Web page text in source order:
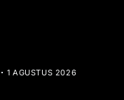
1 AGUSTUS 2026